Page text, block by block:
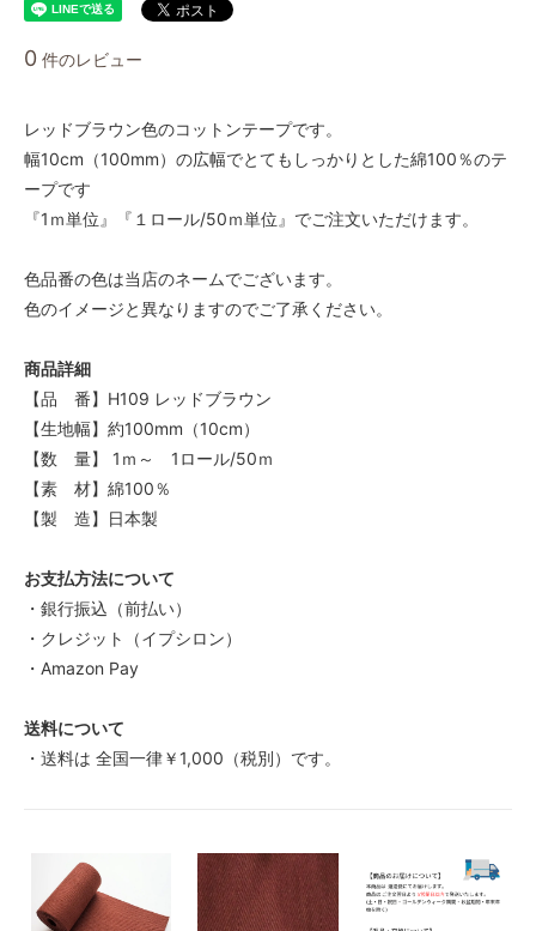
0 件のレビュー
レッドブラウン色のコットンテープです。
幅10cm（100mm）の広幅でとてもしっかりとした綿100％のテ
ープです
『1ｍ単位』『１ロール/50ｍ単位』でご注文いただけます。
色品番の色は当店のネームでございます。
色のイメージと異なりますのでご了承ください。
商品詳細
【品 番】H109 レッドブラウン
【生地幅】約100mm（10cm）
【数 量】 1ｍ～ 1ロール/50ｍ
【素 材】綿100％
【製 造】日本製
お支払方法について
・銀行振込（前払い）
・クレジット（イプシロン）
・Amazon Pay
送料について
・送料は 全国一律￥1,000（税別）です。